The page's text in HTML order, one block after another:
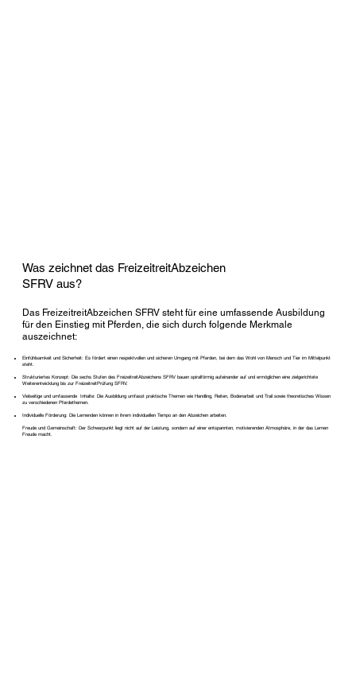
Was zeichnet das FreizeitreitAbzeichen
SFRV aus?
Das FreizeitreitAbzeichen SFRV steht für eine umfassende Ausbildung
für den Einstieg mit Pferden, die sich durch folgende Merkmale
auszeichnet:
Einfühlsamkeit und Sicherheit: Es fördert einen respektvollen und sicheren Umgang mit Pferden, bei dem das Wohl von Mensch und Tier im Mittelpunkt
steht.
Strukturiertes Konzept: Die sechs Stufen des FreizeitreitAbzeichens SFRV bauen spiralförmig aufeinander auf und ermöglichen eine zielgerichtete
Weiterentwicklung bis zur FreizeitreitPrüfung SFRV.
Vielseitige und umfassende Inhalte: Die Ausbildung umfasst praktische Themen wie Handling, Reiten, Bodenarbeit und Trail sowie theoretisches Wissen
zu verschiedenen Pferdethemen.
Individuelle Förderung: Die Lernenden können in ihrem individuellen Tempo an den Abzeichen arbeiten.
Freude und Gemeinschaft: Der Schwerpunkt liegt nicht auf der Leistung, sondern auf einer entspannten, motivierenden Atmosphäre, in der das Lernen
Freude macht.